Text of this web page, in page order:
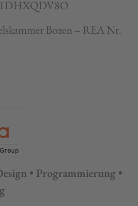
Bozen – REA Nr.
• Programmierung •